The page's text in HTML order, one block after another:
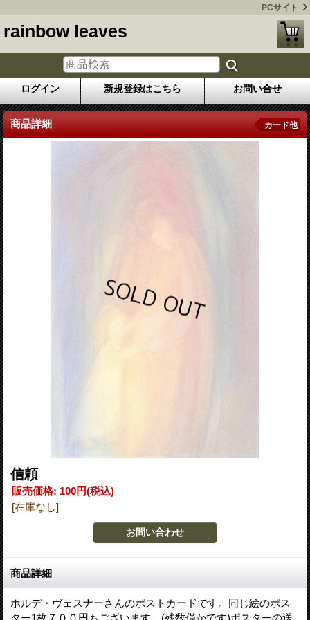
PCサイト
rainbow leaves
ログイン 新規登録はこちら お問い合せ
商品詳細 カード他
信頼
販売価格: 100円(税込)
[在庫なし]
商品詳細
ホルデ・ヴェスナーさんのポストカードです。同じ絵のポス
ター1枚７００円もございます。(残数僅かです)ポスターの送